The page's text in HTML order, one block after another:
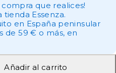
que realices!
Essenza.
en España peninsular
de 59 € o más, en
Añadir al carrito